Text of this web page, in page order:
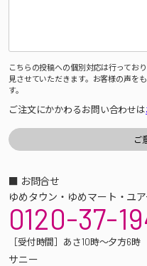
こちらの投稿への個別対応は行ってお
見させていただきます。お客様の声を
す。
ご注文にかかわるお問い合わせは
■ お問合せ
ゆめタウン・ゆめマート・ユ
0120-37-
［受付時間］あさ10時～夕方6時
サニー